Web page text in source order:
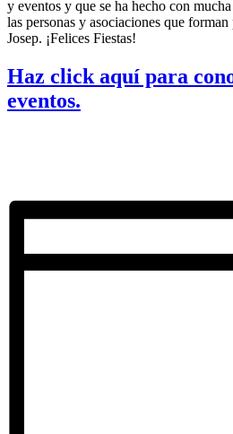
y eventos y que se ha hecho con
las personas y asociaciones que
Josep. ¡Felices Fiestas!
Haz click aquí para
eventos.